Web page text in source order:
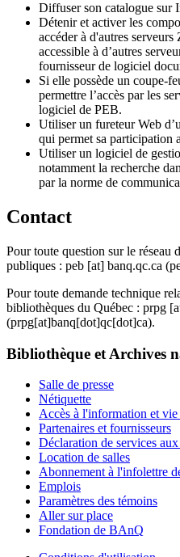
Diffuser son catalogue sur
Détenir et activer les
accéder à d'autres
accessible à d’autres
fournisseur de logiciel
Si elle possède un coupe-
permettre l’accès par les
logiciel de PEB.
Utiliser un fureteur Web d’
qui permet sa participation
Utiliser un logiciel de
notamment la recherche
par la norme de
Contact
Pour toute question sur le réseau
publiques : peb [at] banq.qc.ca
Pour toute demande technique
bibliothèques du Québec : prpg
(prpg[at]banq[dot]qc[dot]ca).
Bibliothèque et Archives
Salle de presse
Nétiquette
Accès à l'information et
Partenaires et fournisseurs
Déclaration de services
Location de salles
Abonnement à l'infolettre
Emplois
Paramètres des témoins
Aller sur place
Fondation de BAnQ